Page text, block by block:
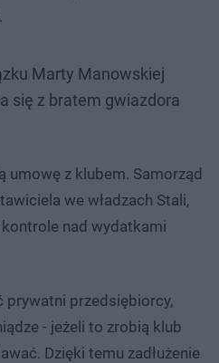
Marty Manowskiej
się z bratem gwiazdora
umowę z klubem. Samorząd
we władzach Stali,
nad wydatkami
prywatni przedsiębiorcy,
- jeżeli to zrobią klub
Dzięki temu zadłużenie